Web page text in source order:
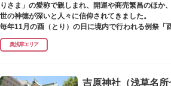
りさま」の愛称で親しまれ、開運や商売繁昌のほか
世の神徳が深いと人々に信仰されてきました。
毎年11月の酉（とり）の日に境内で行われる例祭「
として有名。福をかきこむと言われる熊手をはじめ
ど、色とりどりの縁起物を買い求める人たちで賑わ
奥浅草エリア